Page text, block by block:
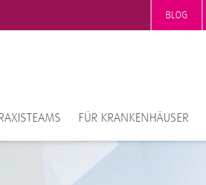
BLOG
FÜR KRANKENHÄUSER